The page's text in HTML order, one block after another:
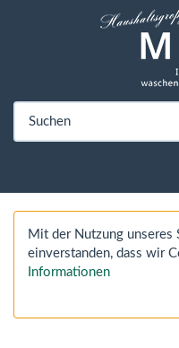
Mit der Nutzung unseres
einverstanden, dass wir
Informationen